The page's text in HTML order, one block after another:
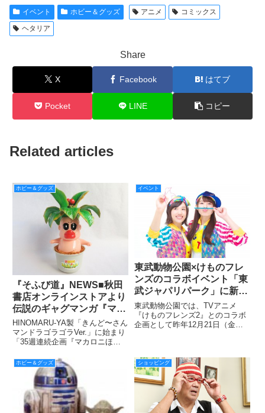
イベント ホビー＆グッズ アニメ
コミックス
ヘタリア
Share
X Facebook はてブ
Pocket LINE コピー
Related articles
ホビー＆グッズ
『そふび道』NEWS■秋田
書店オンラインストアより
伝説のギャグマンガ『マカ
ロニほうれん荘』アイテム
が大量に到着！
HINOMARU-YA製「きんど〜さん
マンドラゴラゴラVer.」に始まり
「35週連続企画『マカロニほう
再販決定！ そしてほかにも「T
シャツ」「ZIPパーカー」「プル
パーカー」「ロンＴ」など『マカ
ロニほうれん
イベント
東武動物公園×けものフレ
ンズのコラボイベント「東
武ジャパリパーク」に新た
な企画が4/6（土）より登
場！
東武動物公園では、TVアニメ
『けものフレンズ2』とのコラボ
企画として昨年12月21日（金）
パリパーク」を開催中だが、『け
ものフレンズ』の世界により没
ホビー＆グッズ ショッピング